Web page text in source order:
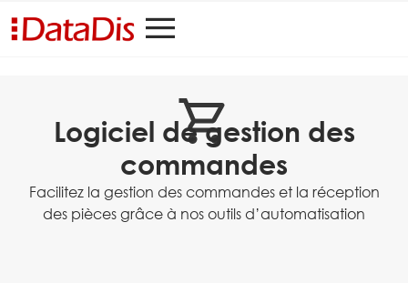
Logiciel de gestion des
commandes
Facilitez la gestion des commandes et la réception
des pièces grâce à nos outils d’automatisation